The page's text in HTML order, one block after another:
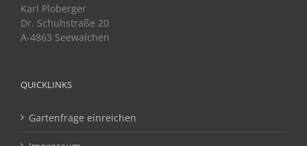
Karl Ploberger
Dr. Schuhstraße 20
A-4863 Seewalchen
QUICKLINKS
Gartenfrage einreichen